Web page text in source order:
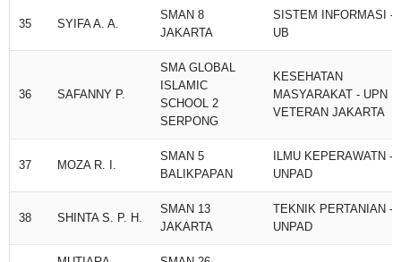
35 SYIFA A. A.
SMAN 8
JAKARTA
SISTEM INFORMASI -
UB
36 SAFANNY P.
SMA GLOBAL
ISLAMIC
SCHOOL 2
SERPONG
KESEHATAN
MASYARAKAT - UPN
VETERAN JAKARTA
37 MOZA R. I.
SMAN 5
BALIKPAPAN
ILMU KEPERAWATN -
UNPAD
38 SHINTA S. P. H.
SMAN 13
JAKARTA
TEKNIK PERTANIAN -
UNPAD